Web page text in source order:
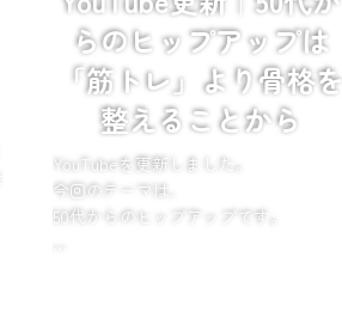
らのヒップアップは
「筋トレ」より骨格を
整えることから
YouTubeを更新しました。
今回のテーマは、
50代からのヒップアップです。